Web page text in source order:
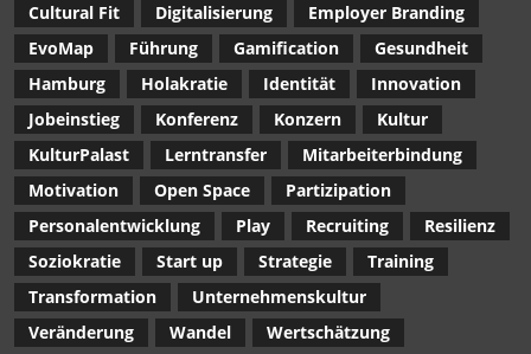
Cultural Fit
Digitalisierung
Employer Branding
EvoMap
Führung Gamification
Gesundheit
Hamburg
Holakratie Identität
Innovation
Jobeinstieg
Konferenz Konzern
Kultur
KulturPalast
Lerntransfer
Mitarbeiterbindung
Motivation
Open Space
Partizipation
Personalentwicklung
Play Recruiting
Resilienz
Soziokratie
Start up Strategie
Training
Transformation
Unternehmenskultur
Veränderung
Wandel Wertschätzung